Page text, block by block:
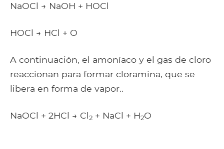
NaOCl → NaOH + HOCl
HOCl → HCl + O
A continuación, el amoníaco y el gas de cloro
reaccionan para formar cloramina, que se
libera en forma de vapor..
NaOCl + 2HCl → Cl2 + NaCl + H2O